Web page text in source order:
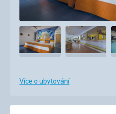
Více o ubytování